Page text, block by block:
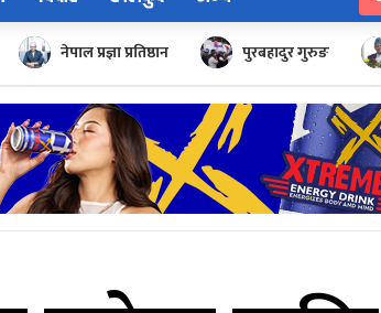
नेपाल प्रज्ञा प्रतिष्ठान पुरबहादुर गुरुङ